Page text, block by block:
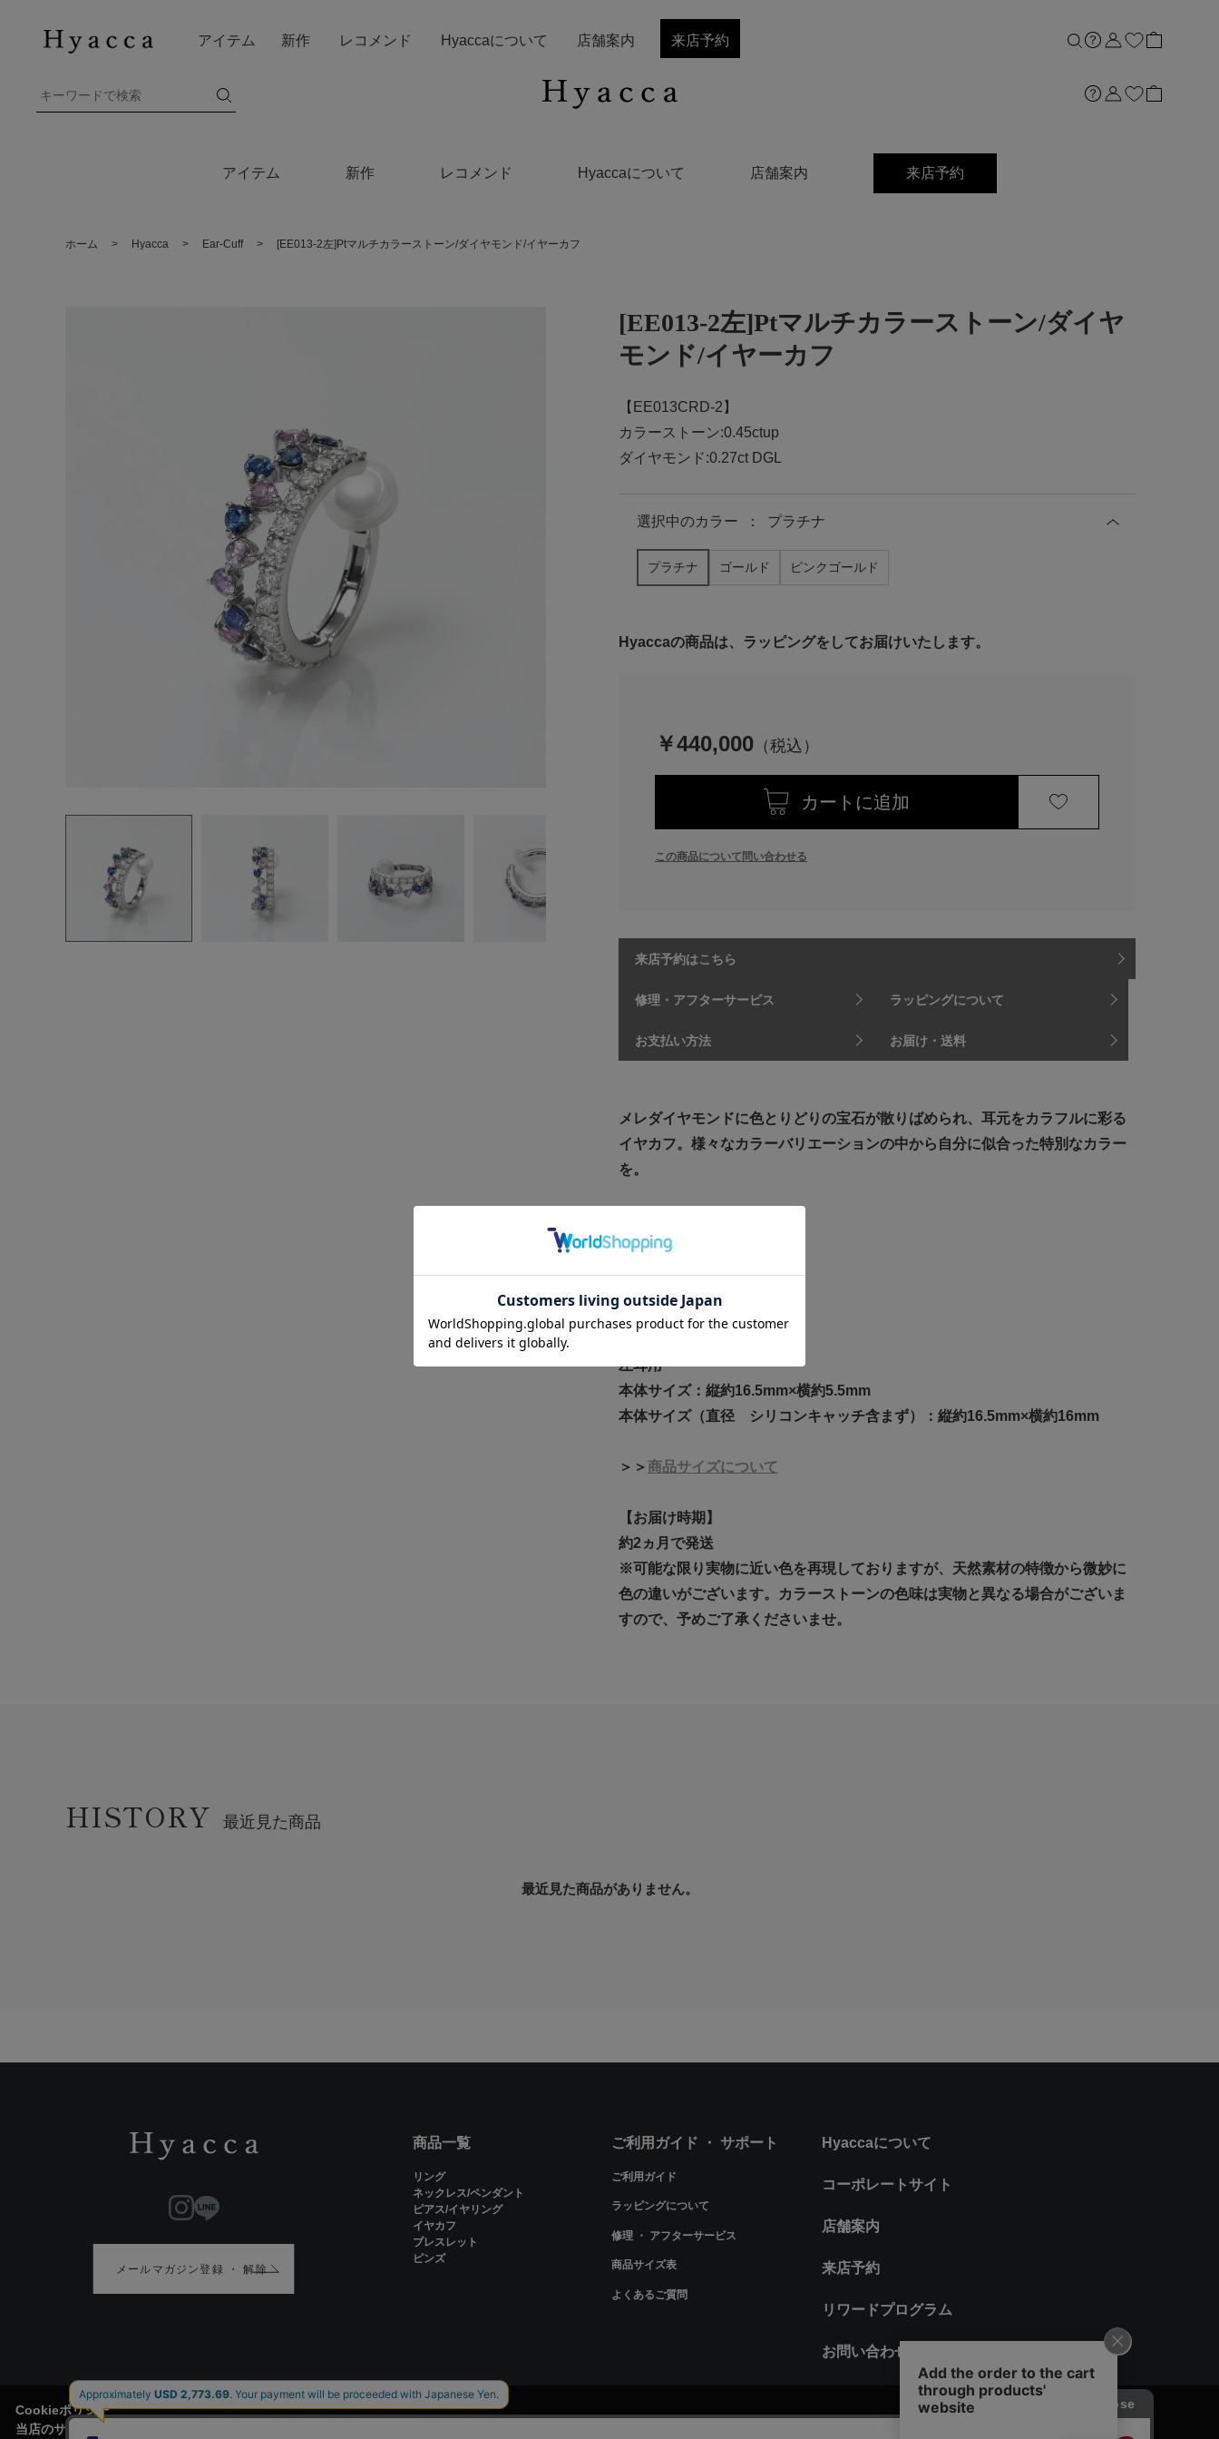
アイテム 新作 レコメンド Hyaccaについて 店舗案内 来店予約
アイテム 新作 レコメンド Hyaccaについて 店舗案内 来店予約
ホーム > Hyacca > Ear-Cuff > [EE013-2左]Ptマルチカラーストーン/ダイヤモンド/イヤーカフ
[EE013-2左]Ptマルチカラーストーン/ダイヤ
モンド/イヤーカフ
【EE013CRD-2】
カラーストーン:0.45ctup
ダイヤモンド:0.27ct DGL
選択中のカラー ： プラチナ
プラチナ ゴールド ピンクゴールド
Hyaccaの商品は、ラッピングをしてお届けいたします。
￥440,000
カートに追加
この商品について問い合わせる
来店予約はこちら
修理・アフターサービス ラッピングについて
お支払い方法 お届け・送料
メレダイヤモンドに色とりどりの宝石が散りばめられ、耳元をカラフルに彩る
イヤカフ。様々なカラーバリエーションの中から自分に似合った特別なカラー
を。
【商品情報】
ダイヤモンド
左耳用
本体サイズ：縦約16.5mm×横約5.5mm
本体サイズ（直径 シリコンキャッチ含まず）：縦約16.5mm×横約16mm
＞＞商品サイズについて
【お届け時期】
約2ヵ月で発送
※可能な限り実物に近い色を再現しておりますが、天然素材の特徴から微妙に
色の違いがございます。カラーストーンの色味は実物と異なる場合がございま
すので、予めご了承くださいませ。
HISTORY
最近見た商品がありません。
メールマガジン登録 ・ 解除
商品一覧
リング
ネックレス/ペンダント
ピアス/イヤリング
イヤカフ
ブレスレット
ピンズ
ご利用ガイド ・ サポート
ご利用ガイド
ラッピングについて
修理 ・ アフターサービス
商品サイズ表
よくあるご質問
Hyaccaについて
コーポレートサイト
店舗案内
来店予約
リワードプログラム
お問い合わせ
Cookieポリシー
当店のサイトには、お客様がより便利にご利用頂けるように、Cookieを使用しているページがございます。